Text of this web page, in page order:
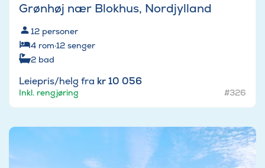
Grønhøj nær Blokhus, Nordjylland
12 personer
4 rom·12 senger
2 bad
Leiepris/helg fra kr 10 056
Inkl. rengjøring #326